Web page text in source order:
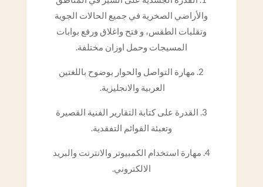
والأراضي الصخرية في جميع الحالات الجوية
وتقلبات الطقس، و فتح واغلاق ورفع بوابات
المسيجات وحمل اوزان مختلفة.
2. مهارة التواصل والحوار بوضوح باللغتين
العربية والانجليزية.
3. القدرة على كتابة التقارير الفنية القصيرة
وتعبئة القوائم التفقدية.
4. مهارة استخدام الكمبيوتر والانترنت والبريد
الالكتروني.